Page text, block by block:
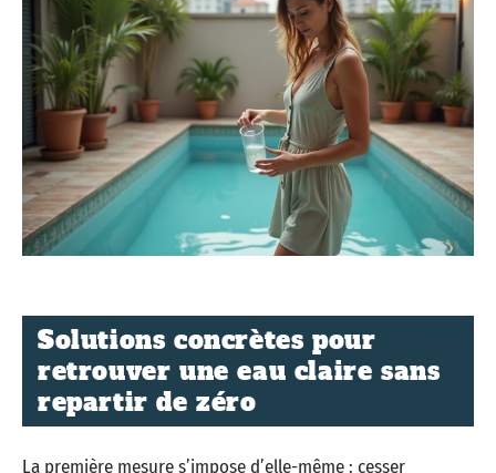
Solutions concrètes pour
retrouver une eau claire sans
repartir de zéro
La première mesure s’impose d’elle-même : cesser